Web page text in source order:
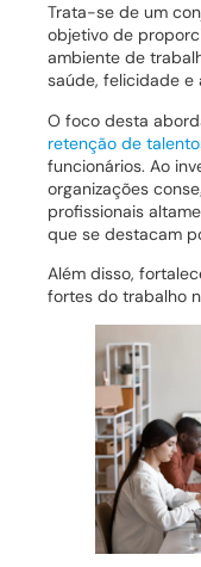
Trata-se de um
objetivo de
ambiente de
saúde, felicidade e
O foco desta
retenção de
funcionários. Ao
organizações
profissionais
que se destacam
Além disso,
fortes do trabalho